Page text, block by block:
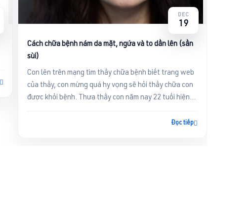
DEC
19
Cách chữa bệnh nám da mặt, ngứa và to dần lên (sần
sùi)
Con lên trên mạng tìm thầy chữa bệnh biết trang web
của thầy, con mừng quá hy vọng sẽ hỏi thầy chữa con
được khỏi bệnh. Thưa thầy con năm nay 22 tuổi hiện
Đọc tiếp